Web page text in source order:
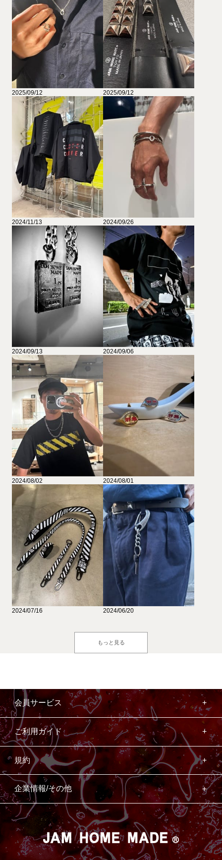
2025/09/12 2025/09/12
2024/11/13 2024/09/26
2024/09/13 2024/09/06
2024/08/02 2024/08/01
2024/07/16 2024/06/20
もっと見る
会員サービス
ご利用ガイド
規約
企業情報/その他